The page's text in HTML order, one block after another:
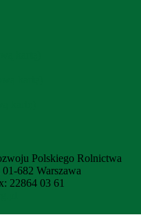
Polskiego Rolnictwa
682 Warszawa
22864 03 61